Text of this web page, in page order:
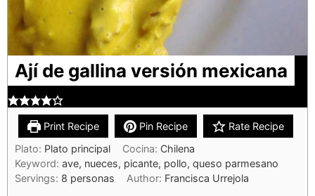
Ají de gallina versión mexicana
Print Recipe Pin Recipe
Rate Recipe
Plato: Plato principal Cocina: Chilena
Keyword: ave, nueces, picante, pollo, queso parmesano
Servings: 8 personas Author: Francisca Urrejola